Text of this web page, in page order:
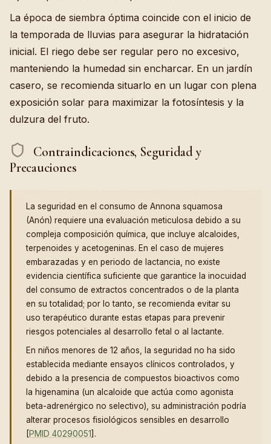
La época de siembra óptima coincide con el inicio de
la temporada de lluvias para asegurar la hidratación
inicial. El riego debe ser regular pero no excesivo,
manteniendo la humedad sin encharcar. En un jardín
casero, se recomienda situarlo en un lugar con plena
exposición solar para maximizar la fotosíntesis y la
dulzura del fruto.
Contraindicaciones, Seguridad y
Precauciones
La seguridad en el consumo de Annona squamosa
(Anón) requiere una evaluación meticulosa debido a su
compleja composición química, que incluye alcaloides,
terpenoides y acetogeninas. En el caso de mujeres
embarazadas y en periodo de lactancia, no existe
evidencia científica suficiente que garantice la inocuidad
del consumo de extractos concentrados o de la planta
en su totalidad; por lo tanto, se recomienda evitar su
uso terapéutico durante estas etapas para prevenir
riesgos potenciales al desarrollo fetal o al lactante.
En niños menores de 12 años, la seguridad no ha sido
establecida mediante ensayos clínicos controlados, y
debido a la presencia de compuestos bioactivos como
la higenamina (un alcaloide que actúa como agonista
beta-adrenérgico no selectivo), su administración podría
alterar procesos fisiológicos sensibles en desarrollo
[PMID 40290051].